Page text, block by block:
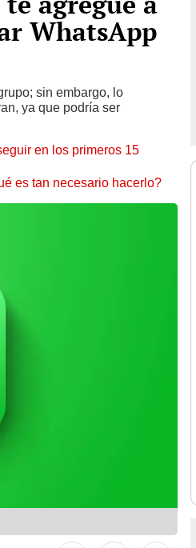
WhatsApp
sin embargo, lo
ya que podría ser
en los primeros 15
es tan necesario hacerlo?